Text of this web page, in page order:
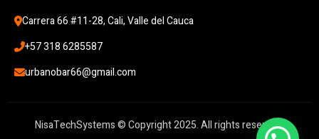
Carrera 66 #11-28, Cali, Valle del Cauca
+57 318 6285587
urbanobar66@gmail.com
NisaTechSystems © Copyright 2025. All rights reserved.